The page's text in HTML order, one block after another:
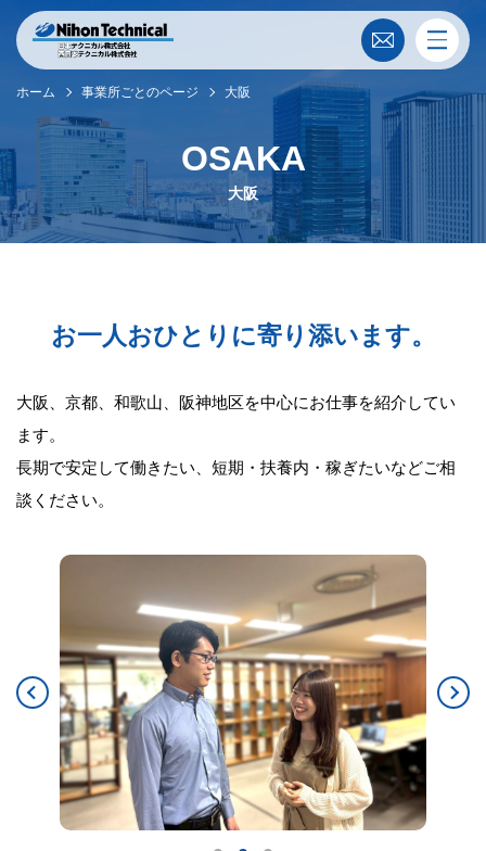
ホーム 事業所ごとのページ 大阪
OSAKA
大阪
お一人おひとりに寄り添います。
大阪、京都、和歌山、阪神地区を中心にお仕事を紹介してい
ます。
長期で安定して働きたい、短期・扶養内・稼ぎたいなどご相
談ください。